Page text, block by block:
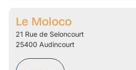
Le Moloco
21 Rue de Seloncourt
25400 Audincourt